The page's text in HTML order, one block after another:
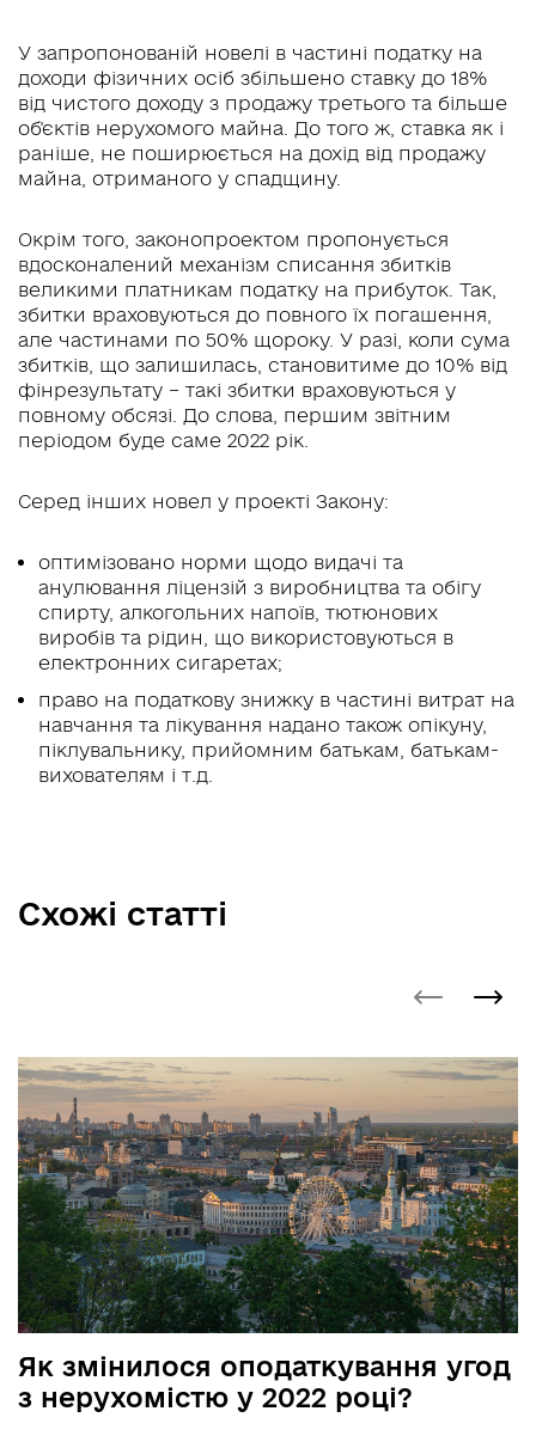
У запропонованій новелі в частині податку на
доходи фізичних осіб збільшено ставку до 18%
від чистого доходу з продажу третього та більше
об'єктів нерухомого майна. До того ж, ставка як і
раніше, не поширюється на дохід від продажу
майна, отриманого у спадщину.
Окрім того, законопроектом пропонується
вдосконалений механізм списання збитків
великими платникам податку на прибуток. Так,
збитки враховуються до повного їх погашення,
але частинами по 50% щороку. У разі, коли сума
збитків, що залишилась, становитиме до 10% від
фінрезультату – такі збитки враховуються у
повному обсязі. До слова, першим звітним
періодом буде саме 2022 рік.
Серед інших новел у проекті Закону:
оптимізовано норми щодо видачі та
анулювання ліцензій з виробництва та обігу
спирту, алкогольних напоїв, тютюнових
виробів та рідин, що використовуються в
електронних сигаретах;
право на податкову знижку в частині витрат на
навчання та лікування надано також опікуну,
піклувальнику, прийомним батькам, батькам-
вихователям і т.д.
Схожі статті
Як змінилося оподаткування угод
з нерухомістю у 2022 році?